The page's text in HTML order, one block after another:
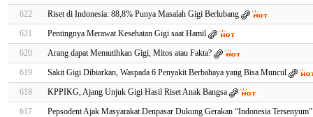
622
Riset di Indonesia: 88,8% Punya Masalah Gigi Berlubang
621
Pentingnya Merawat Kesehatan Gigi saat Hamil
620
Arang dapat Memutihkan Gigi, Mitos atau Fakta?
619
Sakit Gigi Dibiarkan, Waspada 6 Penyakit Berbahaya yang Bisa Muncul
618
KPPIKG, Ajang Unjuk Gigi Hasil Riset Anak Bangsa
617
Pepsodent Ajak Masyarakat Denpasar Dukung Gerakan “Indonesia Tersenyum”